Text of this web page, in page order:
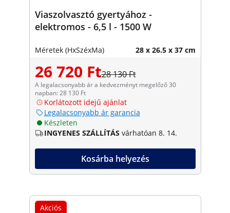
Viaszolvasztó gyertyához -
elektromos - 6,5 l - 1500 W
Méretek (HxSzéxMa) 28 x 26.5 x 37 cm
26 720 Ft28 130 Ft
A legalacsonyabb ár a kedvezményt megelőző 30
napban: 28 130 Ft
Korlátozott idejű ajánlat
Legalacsonyabb ár garancia
Készleten
INGYENES SZÁLLÍTÁS várhatóan 8. 14.
Kosárba helyezés
Akciós